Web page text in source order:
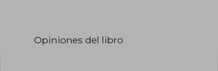
Opiniones del libro